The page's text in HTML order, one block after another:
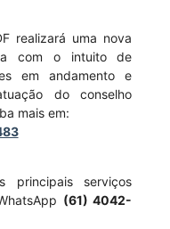
realizará uma nova
com o intuito de
em andamento e
do conselho
mais em:
principais serviços
(61) 4042-